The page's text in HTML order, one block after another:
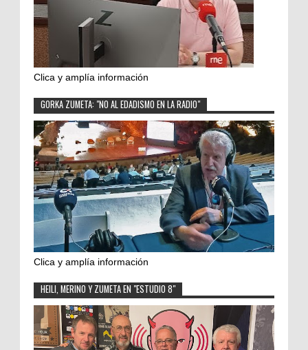
Clica y amplía información
GORKA ZUMETA: "NO AL EDADISMO EN LA RADIO"
Clica y amplía información
HEILI, MERINO Y ZUMETA EN "ESTUDIO 8"